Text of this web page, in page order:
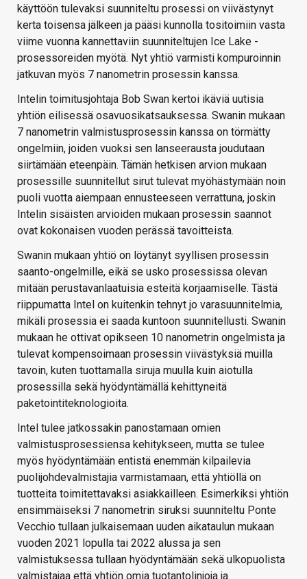
käyttöön tulevaksi suunniteltu prosessi on viivästynyt
kerta toisensa jälkeen ja pääsi kunnolla tositoimiin vasta
viime vuonna kannettaviin suunniteltujen Ice Lake -
prosessoreiden myötä. Nyt yhtiö varmisti kompuroinnin
jatkuvan myös 7 nanometrin prosessin kanssa.
Intelin toimitusjohtaja Bob Swan kertoi ikäviä uutisia
yhtiön eilisessä osavuosikatsauksessa. Swanin mukaan
7 nanometrin valmistusprosessin kanssa on törmätty
ongelmiin, joiden vuoksi sen lanseerausta joudutaan
siirtämään eteenpäin. Tämän hetkisen arvion mukaan
prosessille suunnitellut sirut tulevat myöhästymään noin
puoli vuotta aiempaan ennusteeseen verrattuna, joskin
Intelin sisäisten arvioiden mukaan prosessin saannot
ovat kokonaisen vuoden perässä tavoitteista.
Swanin mukaan yhtiö on löytänyt syyllisen prosessin
saanto-ongelmille, eikä se usko prosessissa olevan
mitään perustavanlaatuisia esteitä korjaamiselle. Tästä
riippumatta Intel on kuitenkin tehnyt jo varasuunnitelmia,
mikäli prosessia ei saada kuntoon suunnitellusti. Swanin
mukaan he ottivat opikseen 10 nanometrin ongelmista ja
tulevat kompensoimaan prosessin viivästyksiä muilla
tavoin, kuten tuottamalla siruja muulla kuin aiotulla
prosessilla sekä hyödyntämällä kehittyneitä
paketointiteknologioita.
Intel tulee jatkossakin panostamaan omien
valmistusprosessiensa kehitykseen, mutta se tulee
myös hyödyntämään entistä enemmän kilpailevia
puolijohdevalmistajia varmistamaan, että yhtiöllä on
tuotteita toimitettavaksi asiakkailleen. Esimerkiksi yhtiön
ensimmäiseksi 7 nanometrin siruksi suunniteltu Ponte
Vecchio tullaan julkaisemaan uuden aikataulun mukaan
vuoden 2021 lopulla tai 2022 alussa ja sen
valmistuksessa tullaan hyödyntämään sekä ulkopuolista
valmistajaa että yhtiön omia tuotantolinjoja ja